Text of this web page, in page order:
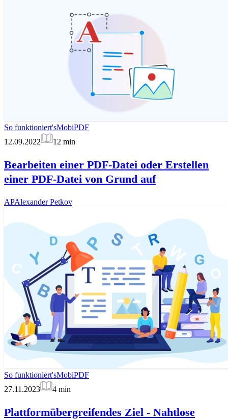
So funktioniert'sMobiPDF
12.09.2022
12 min
Bearbeiten einer PDF-Datei oder Erstellen
einer PDF-Datei von Grund auf
APAlexander Petkov
So funktioniert'sMobiPDF
27.11.2023
4 min
Plattformübergreifendes Ziel - Nahtlose